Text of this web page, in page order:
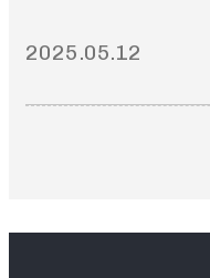
2025.05.12